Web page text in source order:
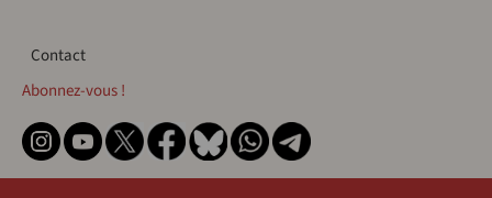
Contact
Contact
Abonnez-vous !